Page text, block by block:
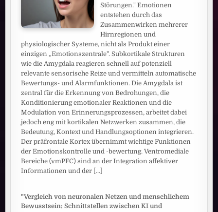
Störungen." Emotionen
entstehen durch das
Zusammenwirken mehrerer
Hirnregionen und
physiologischer Systeme, nicht als Produkt einer
einzigen „Emotionszentrale". Subkortikale Strukturen
wie die Amygdala reagieren schnell auf potenziell
relevante sensorische Reize und vermitteln automatische
Bewertungs- und Alarmfunktionen. Die Amygdala ist
zentral für die Erkennung von Bedrohungen, die
Konditionierung emotionaler Reaktionen und die
Modulation von Erinnerungsprozessen, arbeitet dabei
jedoch eng mit kortikalen Netzwerken zusammen, die
Bedeutung, Kontext und Handlungsoptionen integrieren.
Der präfrontale Kortex übernimmt wichtige Funktionen
der Emotionskontrolle und -bewertung. Ventromediale
Bereiche (vmPFC) sind an der Integration affektiver
Informationen und der [...]
"Vergleich von neuronalen Netzen und menschlichem
Bewusstsein: Schnittstellen zwischen KI und